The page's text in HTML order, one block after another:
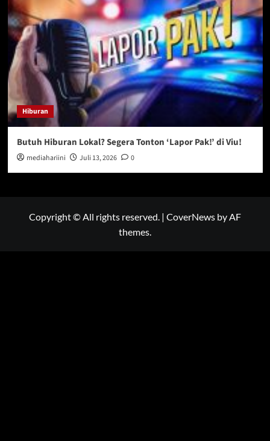
Hiburan
Butuh Hiburan Lokal? Segera Tonton ‘Lapor Pak!’ di Viu!
mediahariini Juli 13, 2026 0
Copyright © All rights reserved. | CoverNews by AF
themes.